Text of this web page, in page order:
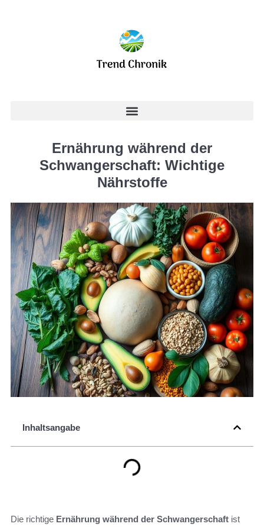
Ernährung während der
Schwangerschaft: Wichtige
Nährstoffe
Inhaltsangabe
Die richtige Ernährung während der Schwangerschaft ist